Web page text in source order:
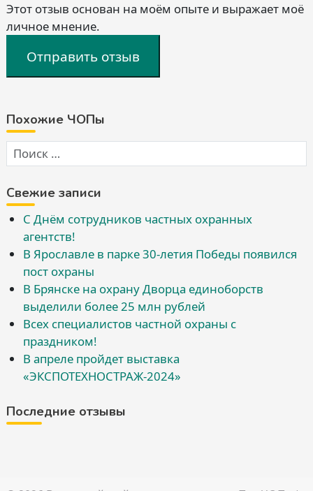
Этот отзыв основан на моём опыте и выражает моё
личное мнение.
Отправить отзыв
Похожие ЧОПы
Свежие записи
С Днём сотрудников частных охранных
агентств!
В Ярославле в парке 30-летия Победы появился
пост охраны
В Брянске на охрану Дворца единоборств
выделили более 25 млн рублей
Всех специалистов частной охраны с
праздником!
В апреле пройдет выставка
«ЭКСПОТЕХНОСТРАЖ-2024»
Последние отзывы